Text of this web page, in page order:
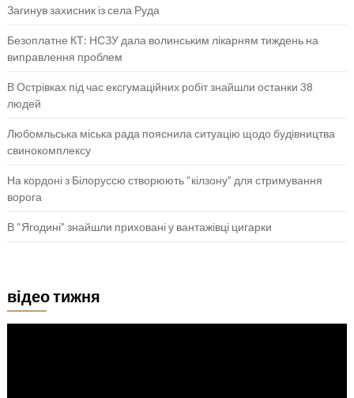
Загинув захисник із села Руда
Безоплатне КТ: НСЗУ дала волинським лікарням тиждень на
виправлення проблем
В Острівках під час ексгумаційних робіт знайшли останки 38
людей
Любомльська міська рада пояснила ситуацію щодо будівництва
свинокомплексу
На кордоні з Білоруссю створюють “кілзону” для стримування
ворога
В “Ягодині” знайшли приховані у вантажівці цигарки
відео тижня